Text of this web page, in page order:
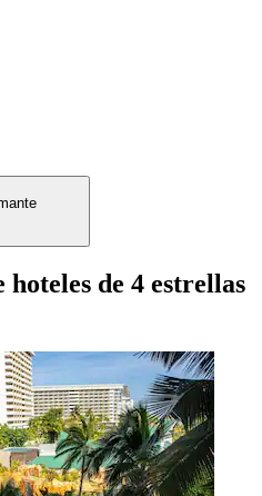
hoteles de 4 estrellas